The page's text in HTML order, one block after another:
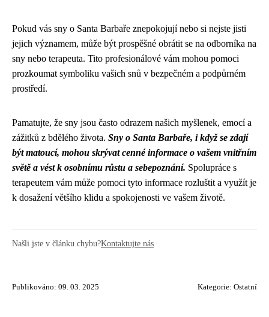
Pokud vás sny o Santa Barbaře znepokojují nebo si nejste jisti
jejich významem, může být prospěšné obrátit se na odborníka na
sny nebo terapeuta. Tito profesionálové vám mohou pomoci
prozkoumat symboliku vašich snů v bezpečném a podpůrném
prostředí.
Pamatujte, že sny jsou často odrazem našich myšlenek, emocí a
zážitků z bdělého života. Sny o Santa Barbaře, i když se zdají
být matoucí, mohou skrývat cenné informace o vašem vnitřním
světě a vést k osobnímu růstu a sebepoznání. Spolupráce s
terapeutem vám může pomoci tyto informace rozluštit a využít je
k dosažení většího klidu a spokojenosti ve vašem životě.
Našli jste v článku chybu?Kontaktujte nás
Publikováno: 09. 03. 2025 Kategorie: Ostatní